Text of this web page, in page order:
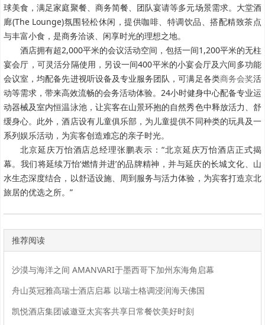
球美食，满足家庭聚餐、商务简餐、团队宴请等多元场景需求。大堂酒
廊(The Lounge)氛围轻松休闲，提供咖啡、特调饮品、搭配精致茶点
与丰富小食，是商务洽谈、闲享时光的理想之地。
酒店拥有超2,000平米的会议活动空间，包括一间1,200平米的无柱
宴会厅，可灵活分隔使用，另设一间400平米的小宴会厅及六间多功能
会议室，均配备先进视听设备及专业服务团队，可满足各类商务会奖活
动等需求，带来高效流畅的会务活动体验。24小时健身中心配备专业运
动器械及室内恒温泳池，让宾客在山景环抱的自然秀色中释放活力、舒
缓身心。此外，酒店设有儿童俱乐部，为儿童提供不同种类的玩具及一
系列娱乐活动，为宾客创造难忘的亲子时光。
北京延庆万怡酒店总经理张鹏表示：“北京延庆万怡酒店正式揭
幕。我们将延续万怡‘燃情并进’的品牌精神，并与延庆的长城文化、山
水生态深度结合，以舒适设施、周到服务与活力体验，为宾客打造京北
旅居的优选之所。”
推荐阅读
沙漠与海洋之间 AMANVARI于墨西哥下加州东海角启幕
舟山英冠雅高瑞士酒店启幕 以瑞士格调浸润海天佛国
凯悦酒店集团诚邀亚太宾客共享日常餐饮美好时刻